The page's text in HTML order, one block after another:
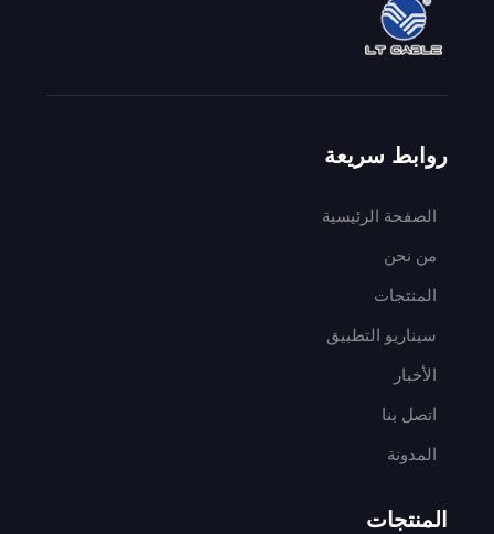
روابط سريعة
الصفحة الرئيسية
من نحن
المنتجات
سيناريو التطبيق
الأخبار
اتصل بنا
المدونة
المنتجات